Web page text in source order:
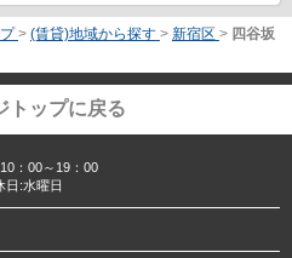
> (賃貸)地域から探す > 新宿区 > 四谷坂
トップに戻る
：00～19：00
日:水曜日